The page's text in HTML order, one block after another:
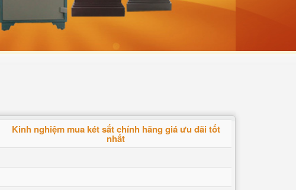
Kinh nghiệm mua két sắt chính hãng giá ưu đãi tốt
nhất